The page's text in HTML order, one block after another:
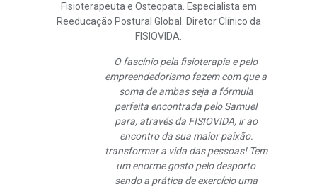
Fisioterapeuta e Osteopata. Especialista em
Reeducação Postural Global. Diretor Clínico da
FISIOVIDA.
O fascínio pela fisioterapia e pelo
empreendedorismo fazem com que a
soma de ambas seja a fórmula
perfeita encontrada pelo Samuel
para, através da FISIOVIDA, ir ao
encontro da sua maior paixão:
transformar a vida das pessoas! Tem
um enorme gosto pelo desporto
sendo a prática de exercício uma